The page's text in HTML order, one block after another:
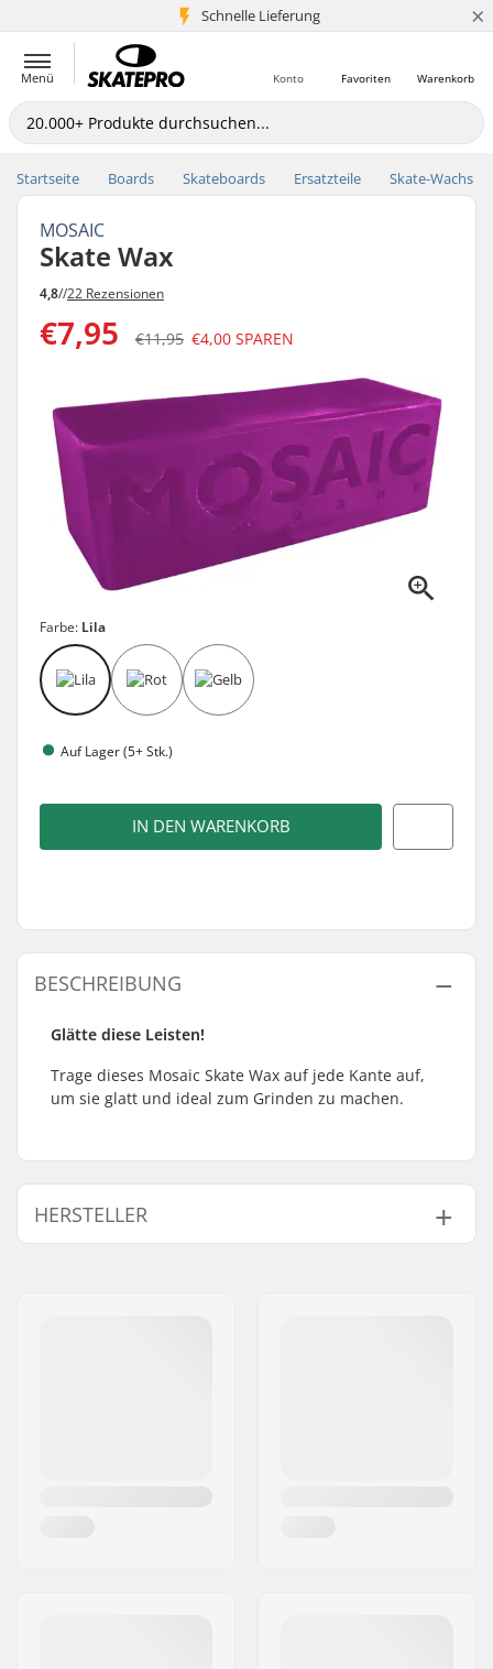
Schnelle Lieferung
5+ Mio. Kunden ×
Menü Warenkorb
Favoriten
Konto
Startseite Boards Skateboards Ersatzteile Skate-Wachs
MOSAIC
Skate Wax
4,8//22 Rezensionen
€7,95 €11,95 €4,00 SPAREN
Farbe: Lila
Auf Lager (5+ Stk.)
IN DEN WARENKORB
BESCHREIBUNG
Glätte diese Leisten!
Trage dieses Mosaic Skate Wax auf jede Kante auf,
um sie glatt und ideal zum Grinden zu machen.
HERSTELLER